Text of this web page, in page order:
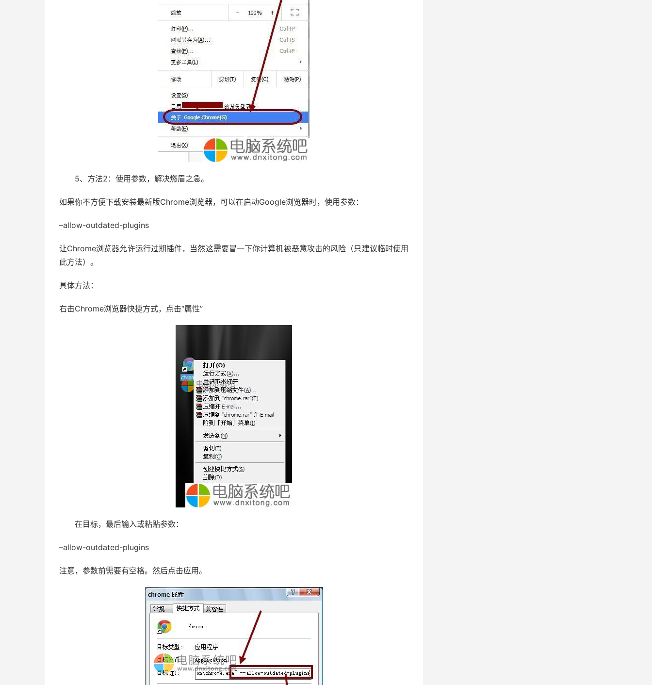
5、方法2：使用参数，解决燃眉之急。
如果你不方便下载安装最新版Chrome浏览器，可以在启动Google浏览器时，使用参数：
–allow-outdated-plugins
让Chrome浏览器允许运行过期插件，当然这需要冒一下你计算机被恶意攻击的风险（只建议临时使用
此方法）。
具体方法：
右击Chrome浏览器快捷方式，点击“属性”
在目标，最后输入或粘贴参数：
–allow-outdated-plugins
注意，参数前需要有空格。然后点击应用。